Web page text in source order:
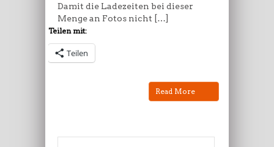
Damit die Ladezeiten bei dieser
Menge an Fotos nicht […]
Teilen mit:
Teilen
Read More